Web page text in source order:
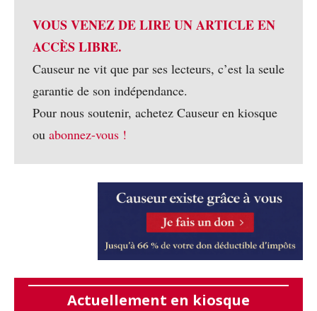
VOUS VENEZ DE LIRE UN ARTICLE EN
ACCÈS LIBRE.
Causeur ne vit que par ses lecteurs, c’est la seule
garantie de son indépendance.
Pour nous soutenir, achetez Causeur en kiosque
ou abonnez-vous !
Actuellement en kiosque